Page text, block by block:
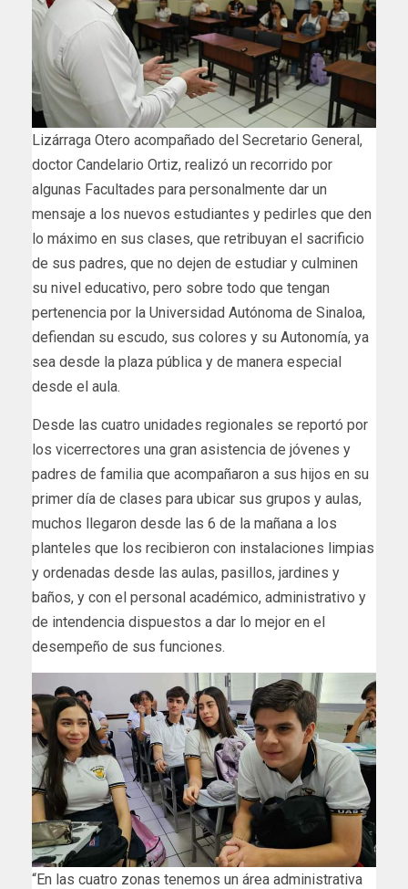
Lizárraga Otero acompañado del Secretario General,
doctor Candelario Ortiz, realizó un recorrido por
algunas Facultades para personalmente dar un
mensaje a los nuevos estudiantes y pedirles que den
lo máximo en sus clases, que retribuyan el sacrificio
de sus padres, que no dejen de estudiar y culminen
su nivel educativo, pero sobre todo que tengan
pertenencia por la Universidad Autónoma de Sinaloa,
defiendan su escudo, sus colores y su Autonomía, ya
sea desde la plaza pública y de manera especial
desde el aula.
Desde las cuatro unidades regionales se reportó por
los vicerrectores una gran asistencia de jóvenes y
padres de familia que acompañaron a sus hijos en su
primer día de clases para ubicar sus grupos y aulas,
muchos llegaron desde las 6 de la mañana a los
planteles que los recibieron con instalaciones limpias
y ordenadas desde las aulas, pasillos, jardines y
baños, y con el personal académico, administrativo y
de intendencia dispuestos a dar lo mejor en el
desempeño de sus funciones.
“En las cuatro zonas tenemos un área administrativa